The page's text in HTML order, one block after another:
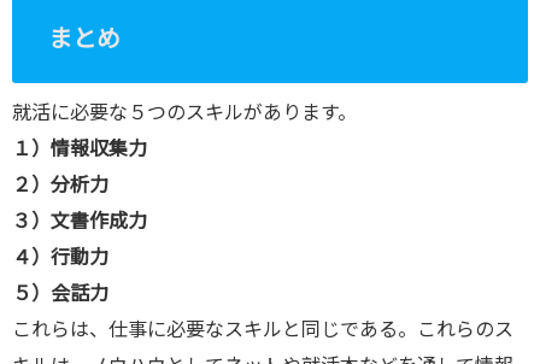
まとめ
就活に必要な５つのスキルがあります。
１）情報収集力
２）分析力
３）文書作成力
４）行動力
５）会話力
これらは、仕事に必要なスキルと同じである。これらのス